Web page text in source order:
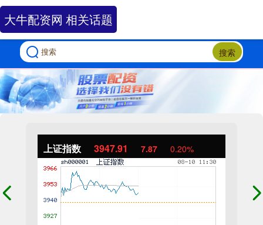
搜索
上证指数 3947.91 7.87 0.20%
大牛配资网 相关话题